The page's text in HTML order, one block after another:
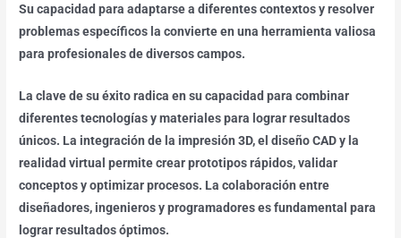
Su capacidad para adaptarse a diferentes contextos y resolver
problemas específicos la convierte en una herramienta valiosa
para profesionales de diversos campos.
La clave de su éxito radica en su capacidad para combinar
diferentes tecnologías y materiales para lograr resultados
únicos. La integración de la impresión 3D, el diseño CAD y la
realidad virtual permite crear prototipos rápidos, validar
conceptos y optimizar procesos. La colaboración entre
diseñadores, ingenieros y programadores es fundamental para
lograr resultados óptimos.